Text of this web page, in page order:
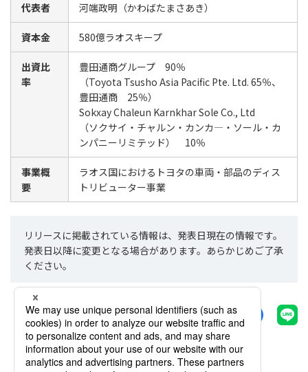
代表者 河端政明（かわばたまさあき）
資本金 580億ラオスキープ
出資比
率
豊田通商グループ 90％
（Toyota Tsusho Asia Pacific Pte. Ltd. 65％、
豊田通商 25％）
Sokxay Chaleun Karnkhar Sole Co., Ltd
（ソクサイ・チャルン・カンカ―・ソール・カ
ンパニーリミテッド） 10％
事業概
要
ラオス国におけるトヨタの車両・部品のディス
トリビューター事業
リリースに掲載されている情報は、発表日現在の情報です。
発表日以降に変更となる場合があります。あらかじめご了承
ください。
シェアする
一覧へ戻る